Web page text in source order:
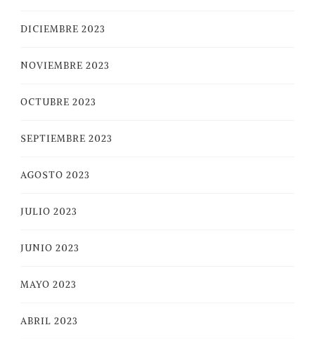
DICIEMBRE 2023
NOVIEMBRE 2023
OCTUBRE 2023
SEPTIEMBRE 2023
AGOSTO 2023
JULIO 2023
JUNIO 2023
MAYO 2023
ABRIL 2023